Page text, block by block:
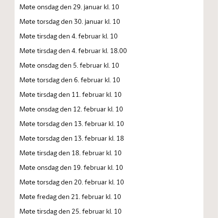
Møte onsdag den 29. januar kl. 10
Møte torsdag den 30. januar kl. 10
Møte tirsdag den 4. februar kl. 10
Møte tirsdag den 4. februar kl. 18.00
Møte onsdag den 5. februar kl. 10
Møte torsdag den 6. februar kl. 10
Møte tirsdag den 11. februar kl. 10
Møte onsdag den 12. februar kl. 10
Møte torsdag den 13. februar kl. 10
Møte torsdag den 13. februar kl. 18
Møte tirsdag den 18. februar kl. 10
Møte onsdag den 19. februar kl. 10
Møte torsdag den 20. februar kl. 10
Møte fredag den 21. februar kl. 10
Møte tirsdag den 25. februar kl. 10